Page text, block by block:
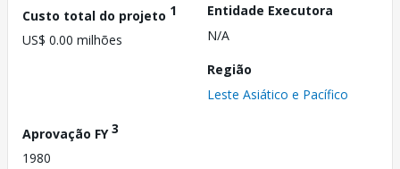
Custo total do projeto 1
US$ 0.00 milhões
Entidade Executora
N/A
Região
Leste Asiático e Pacífico
Aprovação FY3
1980